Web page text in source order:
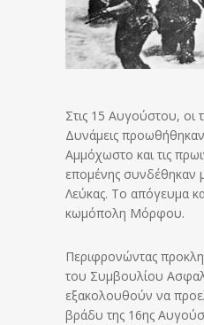
Στις 15 Αυγούστου, οι
Δυνάμεις
Αμμόχωστο και τις
επομένης συνδέθηκαν
Λεύκας. Το απόγευμα
κωμόπολη Μόρφου.
Περιφρονώντας
του Συμβουλίου
εξακολουθούν να
βράδυ της 16ης